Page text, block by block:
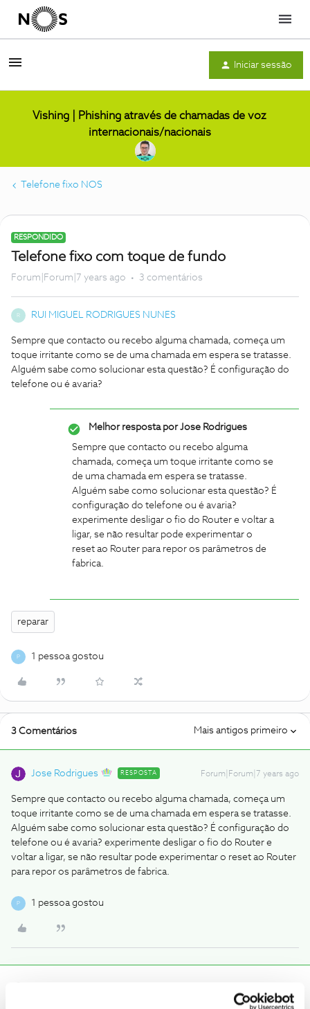
Menu
Iniciar sessão
Vishing | Phishing através de chamadas de voz
internacionais/nacionais
Telefone fixo NOS
RESPONDIDO
Telefone fixo com toque de fundo
Forum|Forum|7 years ago 3 comentários
R RUI MIGUEL RODRIGUES NUNES
Sempre que contacto ou recebo alguma chamada, começa um
toque irritante como se de uma chamada em espera se tratasse.
Alguém sabe como solucionar esta questão? É configuração do
telefone ou é avaria?
Melhor resposta porJose Rodrigues
Sempre que contacto ou recebo alguma
chamada, começa um toque irritante como se
de uma chamada em espera se tratasse.
Alguém sabe como solucionar esta questão? É
configuração do telefone ou é avaria?
experimente desligar o fio do Router e voltar a
ligar, se não resultar pode experimentar o
reset ao Router para repor os parâmetros de
fabrica.
reparar
P 1 pessoa gostou
3 Comentários Mais antigos primeiro
Jose Rodrigues RESPOSTA Forum|Forum|7 years ago
Sempre que contacto ou recebo alguma chamada, começa um
toque irritante como se de uma chamada em espera se tratasse.
Alguém sabe como solucionar esta questão? É configuração do
telefone ou é avaria? experimente desligar o fio do Router e
voltar a ligar, se não resultar pode experimentar o reset ao Router
para repor os parâmetros de fabrica.
P 1 pessoa gostou